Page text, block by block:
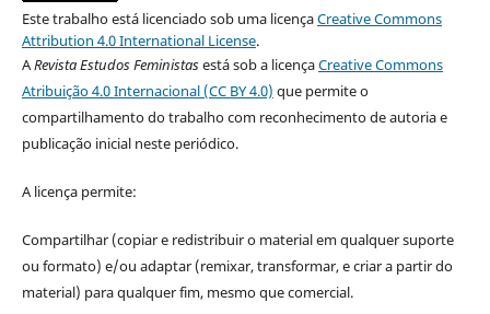
Este trabalho está licenciado sob uma licençaCreative Commons
Attribution 4.0 International License.
ARevista Estudos Feministasestá sob a licençaCreative Commons
Atribuição 4.0 Internacional (CC BY 4.0) que permite o
compartilhamento do trabalho com reconhecimento de autoria e
publicação inicial neste periódico.
A licença permite:
Compartilhar (copiar e redistribuir o material em qualquer suporte
ou formato) e/ou adaptar (remixar, transformar, e criar a partir do
material) para qualquer fim, mesmo que comercial.